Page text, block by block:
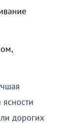
дорогих